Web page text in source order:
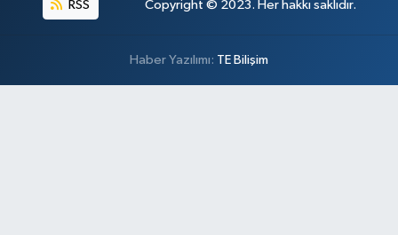
RSS Copyright © 2023. Her hakkı saklıdır.
Haber Yazılımı: TE Bilişim